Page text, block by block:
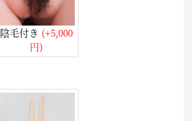
陰毛付き (+5,000
円)